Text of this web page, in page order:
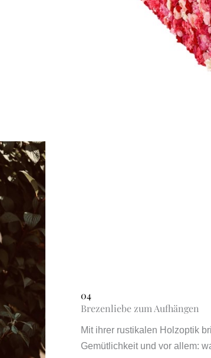
04
Brezenliebe zum Aufhängen
Mit ihrer rustikalen Holzoptik
Gemütlichkeit und vor allem: